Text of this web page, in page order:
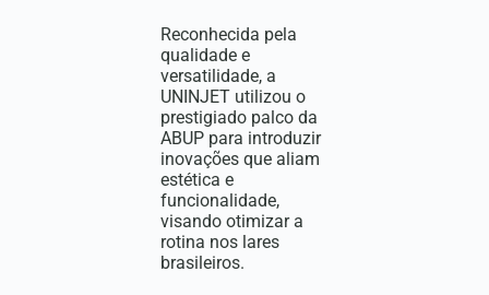
Reconhecida pela
qualidade e
versatilidade, a
UNINJET utilizou o
prestigiado palco da
ABUP para introduzir
inovações que aliam
estética e
funcionalidade,
visando otimizar a
rotina nos lares
brasileiros.